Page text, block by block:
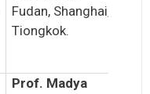
Fudan, Shanghai,
Tiongkok.
Prof. Madya